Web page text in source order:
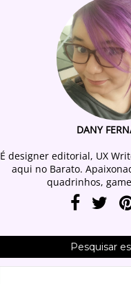
DANY
É designer editorial, UX
aqui no Barato.
quadrinhos,
Pesquisar